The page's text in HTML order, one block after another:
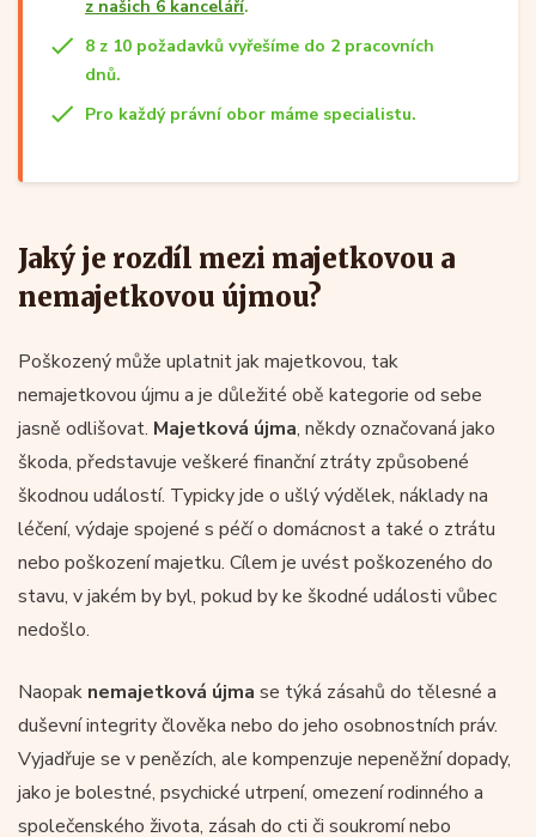
z našich 6 kanceláří.
8 z 10 požadavků vyřešíme do 2 pracovních
dnů.
Pro každý právní obor máme specialistu.
Jaký je rozdíl mezi majetkovou a
nemajetkovou újmou?
Poškozený může uplatnit jak majetkovou, tak
nemajetkovou újmu a je důležité obě kategorie od sebe
jasně odlišovat. Majetková újma, někdy označovaná jako
škoda, představuje veškeré finanční ztráty způsobené
škodnou událostí. Typicky jde o ušlý výdělek, náklady na
léčení, výdaje spojené s péčí o domácnost a také o ztrátu
nebo poškození majetku. Cílem je uvést poškozeného do
stavu, v jakém by byl, pokud by ke škodné události vůbec
nedošlo.
Naopak nemajetková újma se týká zásahů do tělesné a
duševní integrity člověka nebo do jeho osobnostních práv.
Vyjadřuje se v penězích, ale kompenzuje nepeněžní dopady,
jako je bolestné, psychické utrpení, omezení rodinného a
společenského života, zásah do cti či soukromí nebo